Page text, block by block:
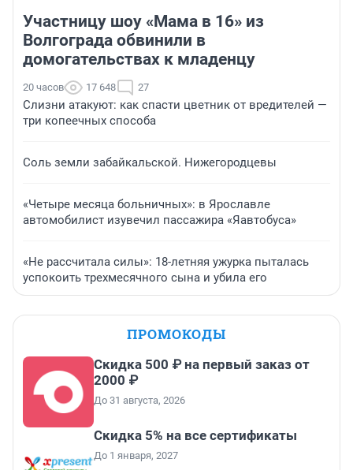
Участницу шоу «Мама в 16» из
Волгограда обвинили в
домогательствах к младенцу
20 часов 17 648 27
Слизни атакуют: как спасти цветник от вредителей —
три копеечных способа
Соль земли забайкальской. Нижегородцевы
«Четыре месяца больничных»: в Ярославле
автомобилист изувечил пассажира «Яавтобуса»
«Не рассчитала силы»: 18-летняя ужурка пыталась
успокоить трехмесячного сына и убила его
ПРОМОКОДЫ
Скидка 500 ₽ на первый заказ от
2000 ₽
До 31 августа, 2026
Скидка 5% на все сертификаты
До 1 января, 2027